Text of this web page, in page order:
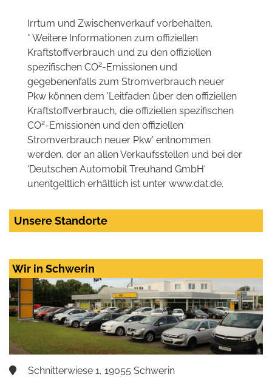
Irrtum und Zwischenverkauf vorbehalten.
* Weitere Informationen zum offiziellen
Kraftstoffverbrauch und zu den offiziellen
spezifischen CO2-Emissionen und
gegebenenfalls zum Stromverbrauch neuer
Pkw können dem 'Leitfaden über den offiziellen
Kraftstoffverbrauch, die offiziellen spezifischen
CO2-Emissionen und den offiziellen
Stromverbrauch neuer Pkw' entnommen
werden, der an allen Verkaufsstellen und bei der
'Deutschen Automobil Treuhand GmbH'
unentgeltlich erhältlich ist unter www.dat.de.
Unsere Standorte
Wir in Schwerin
Schnitterwiese 1, 19055 Schwerin